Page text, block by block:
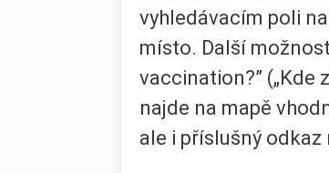
vyhledávacím poli
místo. Další
vaccination?” („Kde
najde na mapě
ale i příslušný